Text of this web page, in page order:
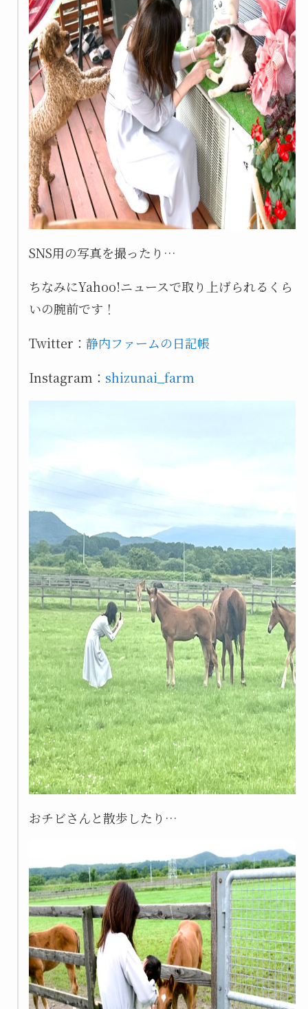
SNS用の写真を撮ったり…
ちなみにYahoo!ニュースで取り上げられるくら
いの腕前です！
Twitter： 静内ファームの日記帳
Instagram： shizunai_farm
おチビさんと散歩したり…